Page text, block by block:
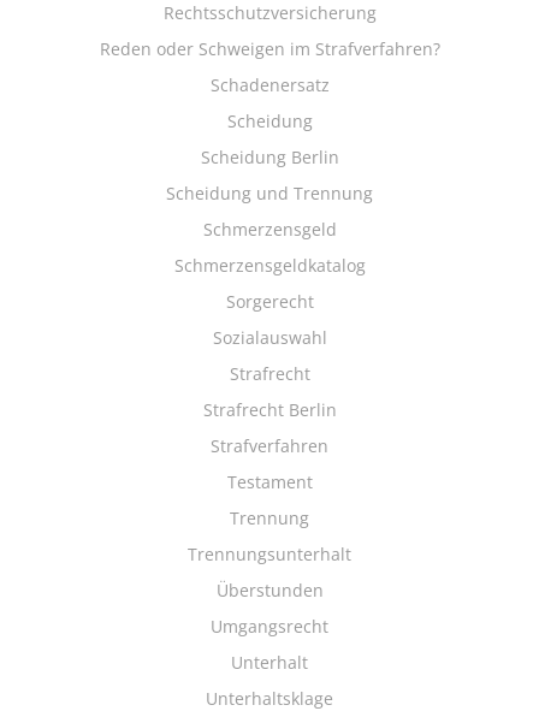
Rechtsschutzversicherung
Reden oder Schweigen im Strafverfahren?
Schadenersatz
Scheidung
Scheidung Berlin
Scheidung und Trennung
Schmerzensgeld
Schmerzensgeldkatalog
Sorgerecht
Sozialauswahl
Strafrecht
Strafrecht Berlin
Strafverfahren
Testament
Trennung
Trennungsunterhalt
Überstunden
Umgangsrecht
Unterhalt
Unterhaltsklage